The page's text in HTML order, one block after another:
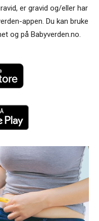
er gravid og/eller har
appen. Du kan bruke
og på Babyverden.no.